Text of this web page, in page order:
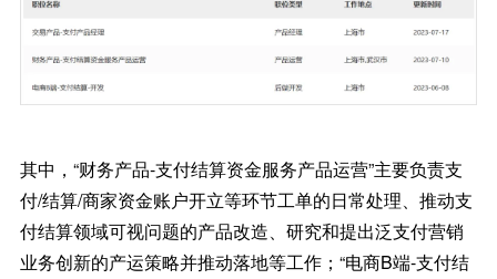
其中，“财务产品-支付结算资金服务产品运营”主要负责支
付/结算/商家资金账户开立等环节工单的日常处理、推动支
付结算领域可视问题的产品改造、研究和提出泛支付营销
业务创新的产运策略并推动落地等工作；“电商B端-支付结